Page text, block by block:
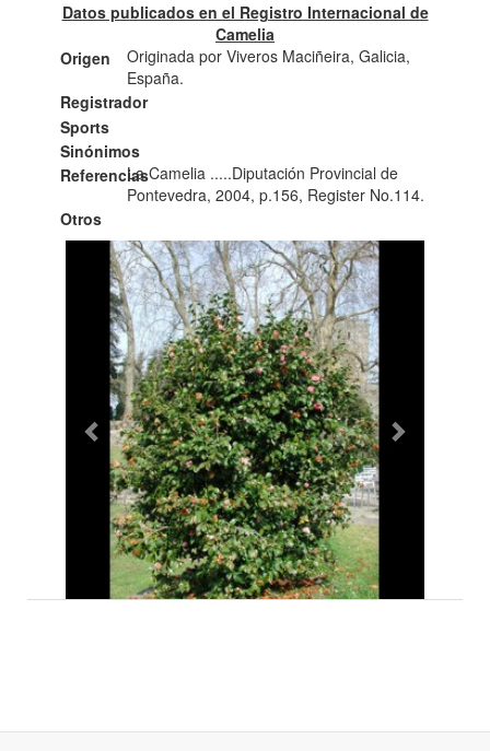
Datos publicados en el Registro Internacional de
Camelia
Origen
Originada por Viveros Maciñeira, Galicia,
España.
Registrador
Sports
Sinónimos
ReferenciasLa Camelia .....Diputación Provincial de
Pontevedra, 2004, p.156, Register No.114.
Otros